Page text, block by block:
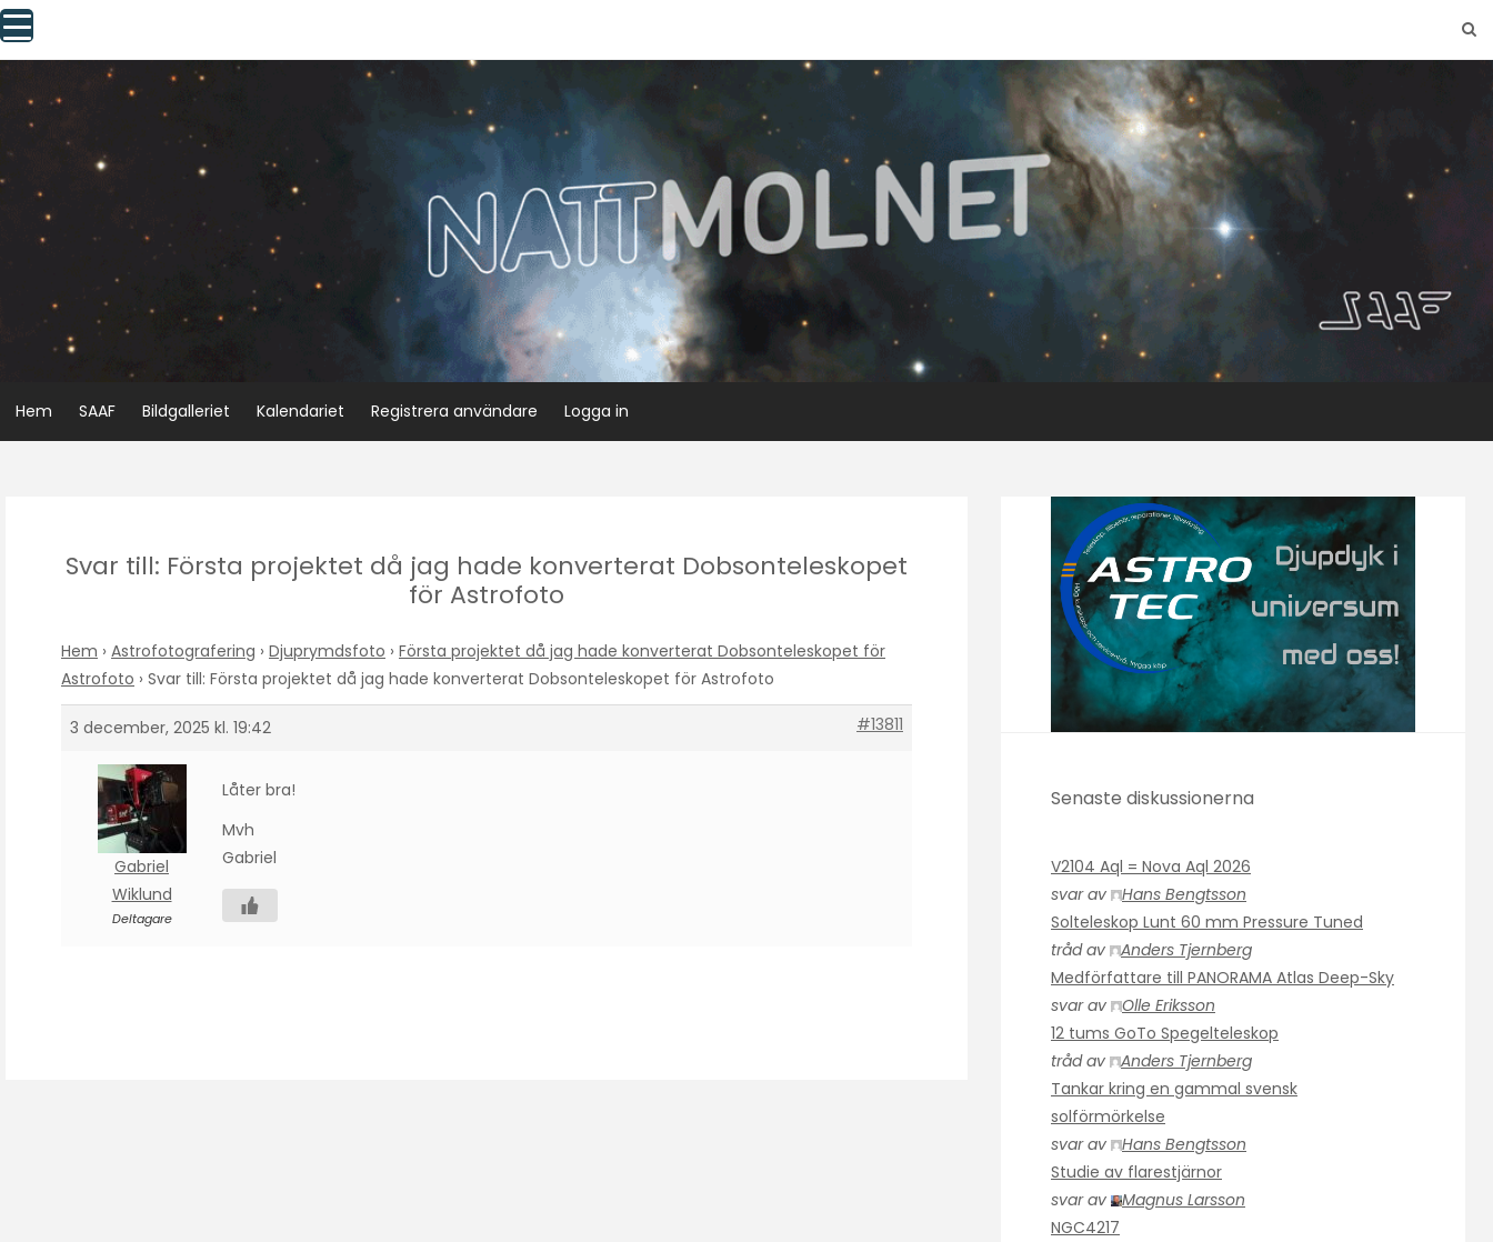
Skip
to
content
Hem SAAF Bildgalleriet Kalendariet Registrera användare Logga in
Svar till: Första projektet då jag hade konverterat Dobsonteleskopet
för Astrofoto
Hem › Astrofotografering › Djuprymdsfoto › Första projektet då jag hade konverterat Dobsonteleskopet för
Astrofoto › Svar till: Första projektet då jag hade konverterat Dobsonteleskopet för Astrofoto
3 december, 2025 kl. 19:42 #13811
Gabriel
Wiklund
Deltagare
Låter bra!
Mvh
Gabriel
Senaste diskussionerna
V2104 Aql = Nova Aql 2026
svar av
Hans Bengtsson
Solteleskop Lunt 60 mm Pressure Tuned
tråd av
Anders Tjernberg
Medförfattare till PANORAMA Atlas Deep-Sky
svar av
Olle Eriksson
12 tums GoTo Spegelteleskop
tråd av
Anders Tjernberg
Tankar kring en gammal svensk
solförmörkelse
svar av
Hans Bengtsson
Studie av flarestjärnor
svar av
Magnus Larsson
NGC4217